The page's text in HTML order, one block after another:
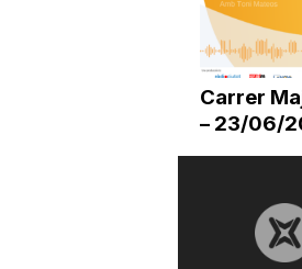
Carrer
– 23/06/